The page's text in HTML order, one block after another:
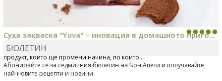
Суха закваска "Yuva" – иновация в домашното приго...
Отскоро Лесафр България стартира предлагането на изцяло нов
продукт, който ще промени начина, по който...
БЮЛЕТИН
Абонирайте се за седмичния бюлетин на Бон Апети и получавайте
най-новите рецепти и новини